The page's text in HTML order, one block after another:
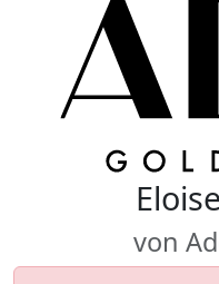
von